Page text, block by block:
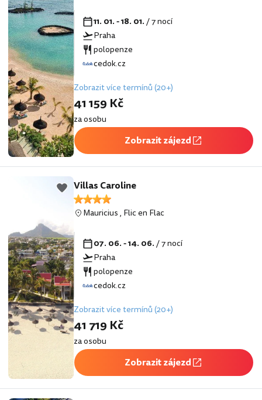
11. 01. - 18. 01./ 7 nocí
Praha
polopenze
cedok.cz
Zobrazit více termínů (20+)
41 159 Kč
za osobu
Zobrazit zájezd
Villas Caroline
Mauricius, Flic en Flac
07. 06. - 14. 06./ 7 nocí
Praha
polopenze
cedok.cz
Zobrazit více termínů (20+)
41 719 Kč
za osobu
Zobrazit zájezd